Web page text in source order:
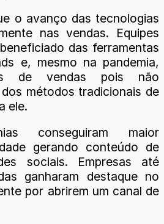
o avanço das tecnologias
nas vendas. Equipes
das ferramentas
e, mesmo na pandemia,
de vendas pois não
métodos tradicionais de
ele.
conseguiram maior
gerando conteúdo de
sociais. Empresas até
ganharam destaque no
por abrirem um canal de